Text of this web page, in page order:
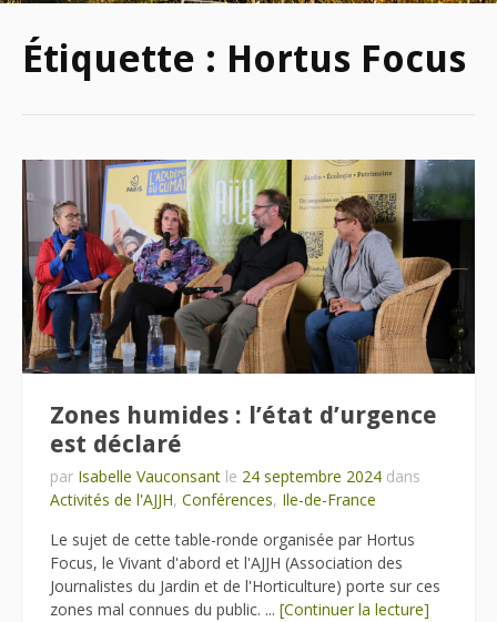
Étiquette : Hortus Focus
Zones humides : l’état d’urgence
est déclaré
par Isabelle Vauconsant le 24 septembre 2024 dans
Activités de l'AJJH, Conférences, Ile-de-France
Le sujet de cette table-ronde organisée par Hortus
Focus, le Vivant d'abord et l'AJJH (Association des
Journalistes du Jardin et de l'Horticulture) porte sur ces
zones mal connues du public. ... [Continuer la lecture]